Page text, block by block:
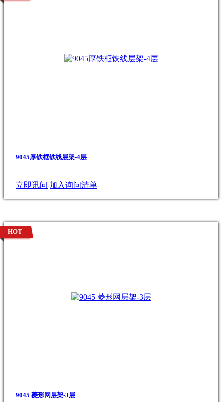
9045厚铁框铁线层架-4层
立即讯问 加入询问清单
9045 菱形网层架-3层
HOT